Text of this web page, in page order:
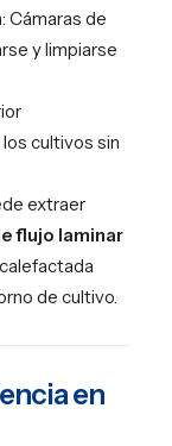
: Cámaras de
y limpiarse
cultivos sin
extraer
flujo laminar
de cultivo.
en